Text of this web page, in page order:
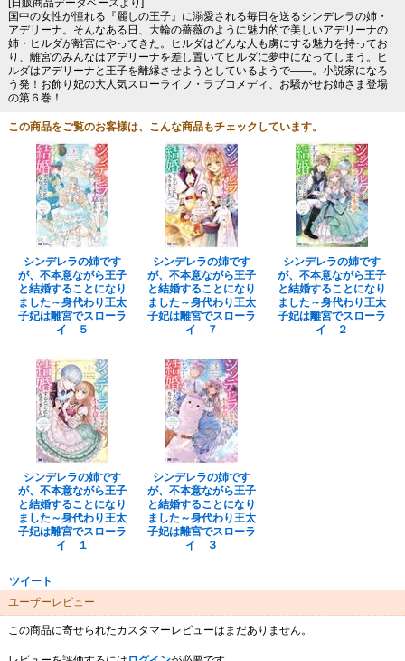
国中の女性が憧れる『麗しの王子』に溺愛される毎日を送るシンデレラの姉・
アデリーナ。そんなある日、大輪の薔薇のように魅力的で美しいアデリーナの
姉・ヒルダが離宮にやってきた。ヒルダはどんな人も虜にする魅力を持ってお
り、離宮のみんなはアデリーナを差し置いてヒルダに夢中になってしまう。ヒ
ルダはアデリーナと王子を離縁させようとしているようで――。小説家になろ
う発！お飾り妃の大人気スローライフ・ラブコメディ、お騒がせお姉さま登場
の第６巻！
この商品をご覧のお客様は、こんな商品もチェックしています。
シンデレラの姉です
が、不本意ながら王子
と結婚することになり
ました～身代わり王太
子妃は離宮でスローラ
イ ５
シンデレラの姉です
が、不本意ながら王子
と結婚することになり
ました～身代わり王太
子妃は離宮でスローラ
イ ７
シンデレラの姉です
が、不本意ながら王子
と結婚することになり
ました～身代わり王太
子妃は離宮でスローラ
イ ２
シンデレラの姉です
が、不本意ながら王子
と結婚することになり
ました～身代わり王太
子妃は離宮でスローラ
イ １
シンデレラの姉です
が、不本意ながら王子
と結婚することになり
ました～身代わり王太
子妃は離宮でスローラ
イ ３
ツイート
ユーザーレビュー
この商品に寄せられたカスタマーレビューはまだありません。